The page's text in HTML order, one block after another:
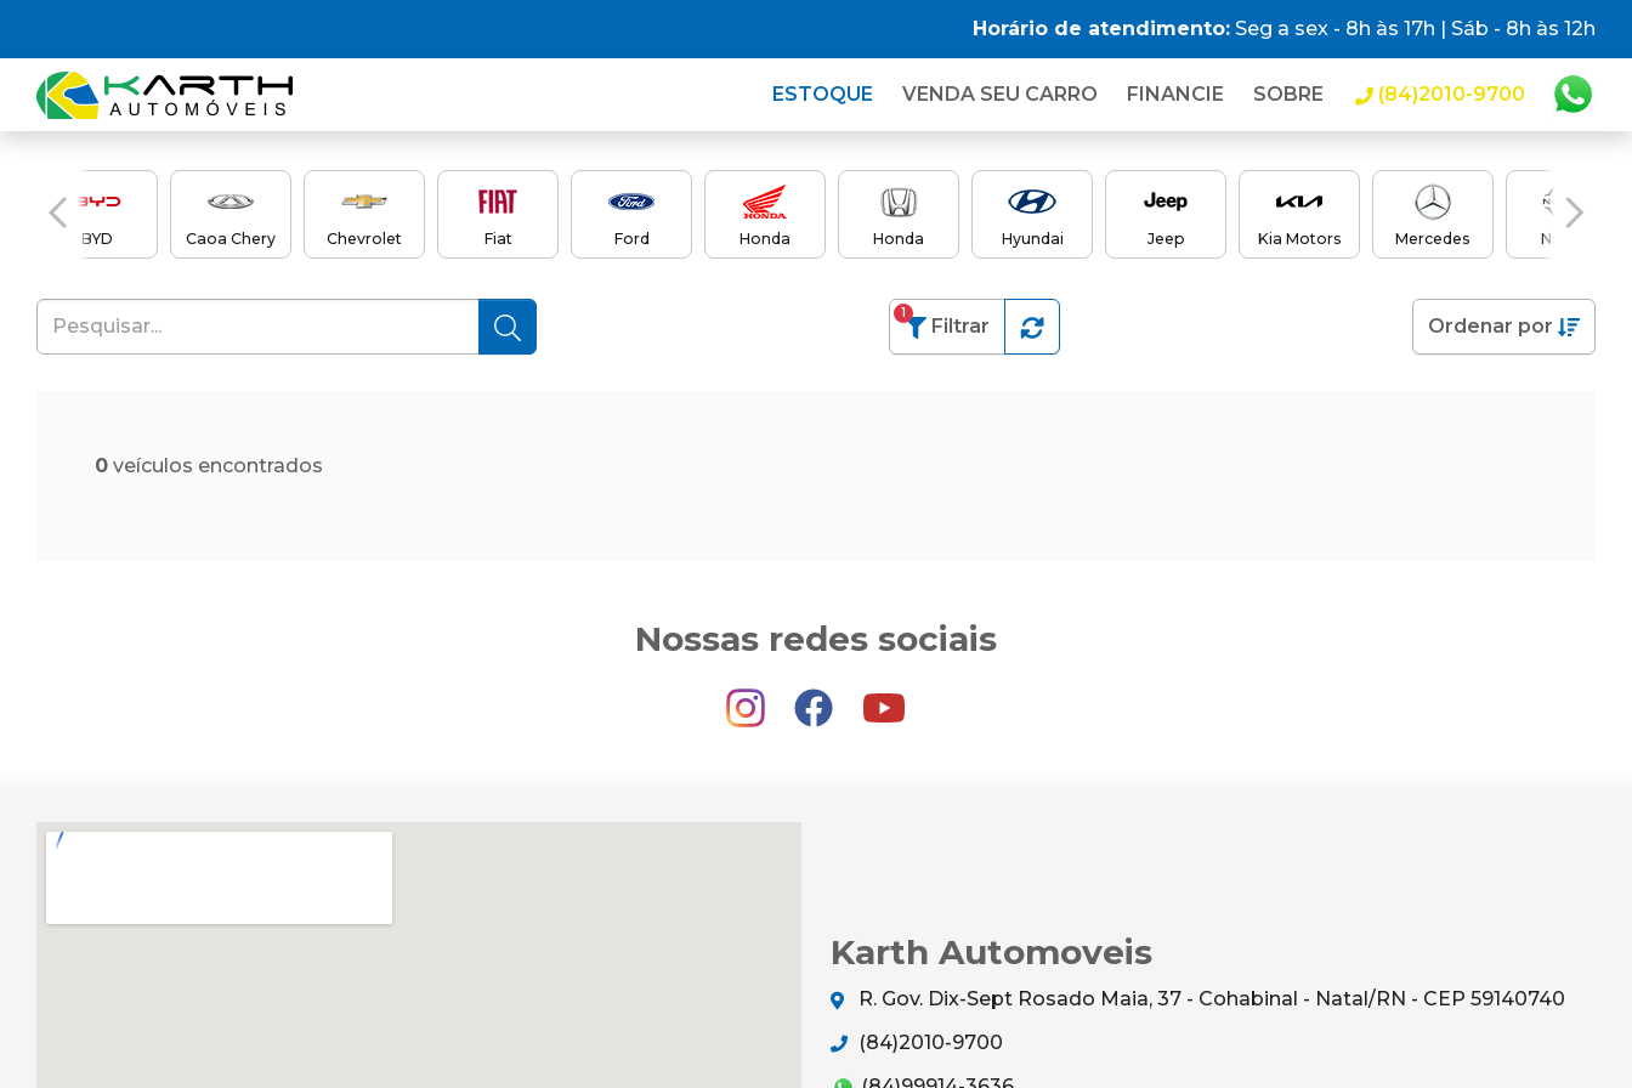
Horário de atendimento: Seg a sex - 8h às 17h | Sáb - 8h às 12h
ESTOQUE VENDA SEU CARRO FINANCIE SOBRE (84)2010-9700
BYD Caoa Chery Chevrolet Fiat Ford Honda Honda Hyundai Jeep Kia Motors Mercedes Nissan
Filtrar
1
Ordenar por
0 veículos encontrados
Nossas redes sociais
Karth Automoveis
R. Gov. Dix-Sept Rosado Maia, 37 - Cohabinal - Natal/RN - CEP 59140740
(84)2010-9700